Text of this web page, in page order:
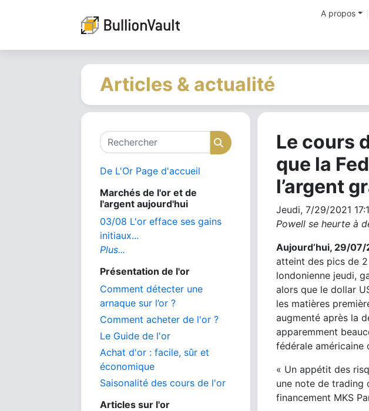
A propos
Articles & actualité
Rechercher Rechercher
De L'Or Page d'accueil
Marchés de l'or et de
l'argent aujourd'hui
03/08 L'or efface ses gains
initiaux...
Plus...
Présentation de l'or
Comment détecter une
arnaque sur l’or ?
Comment acheter de l'or ?
Le Guide de l'or
Achat d'or : facile, sûr et
économique
Saisonalité des cours de l'or
Articles sur l'or
Le cours
que la
l’argent
Jeudi, 7/29/2021
Powell se heurte à
Aujourd’hui, 29/07/
atteint des pics de
londonienne jeudi,
alors que le dollar
les matières
augmenté après la
apparemment
fédérale américaine
« Un appétit des
une note de trading
financement MKS